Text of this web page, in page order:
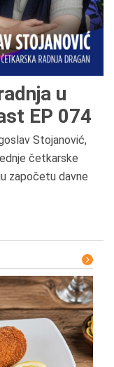
u
EP 074
Stojanović,
četkarske
započetu davne